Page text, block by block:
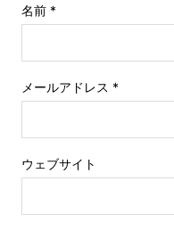
名前 *
メールアドレス *
ウェブサイト